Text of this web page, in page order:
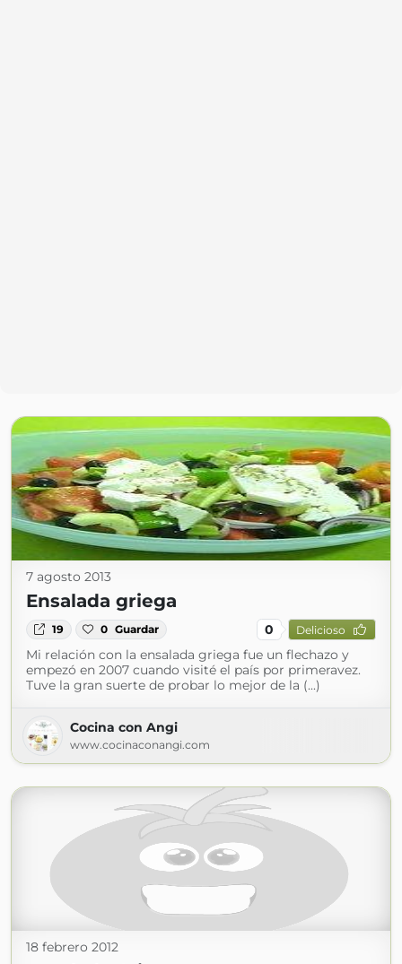
7 agosto 2013
Ensalada griega
19 0 Guardar 0 Delicioso
Mi relación con la ensalada griega fue un flechazo y
empezó en 2007 cuando visité el país por primeravez.
Tuve la gran suerte de probar lo mejor de la (...)
Cocina con Angi
www.cocinaconangi.com
18 febrero 2012